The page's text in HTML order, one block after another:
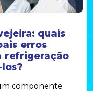
quais
erros
refrigeração
componente